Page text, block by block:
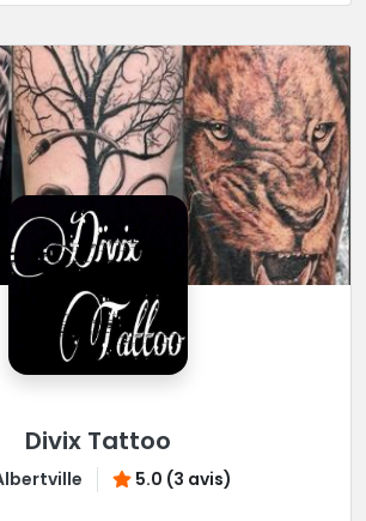
Divix Tattoo
5.0 (3 avis)